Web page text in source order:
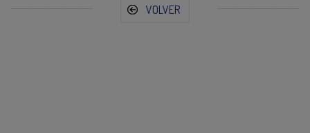
VOLVER